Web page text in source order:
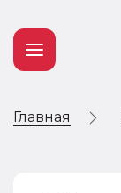
Главная
Учет и